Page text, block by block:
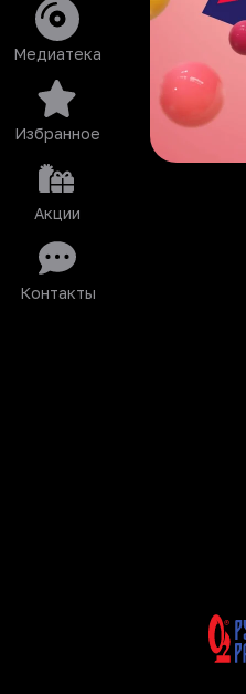
Медиатека
Избранное
Акции
Контакты